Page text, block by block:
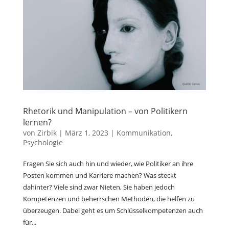
Rhetorik und Manipulation – von Politikern
lernen?
von Zirbik| März 1, 2023 | Kommunikation,
Psychologie
Fragen Sie sich auch hin und wieder, wie Politiker an ihre
Posten kommen und Karriere machen? Was steckt
dahinter? Viele sind zwar Nieten, Sie haben jedoch
Kompetenzen und beherrschen Methoden, die helfen zu
überzeugen. Dabei geht es um Schlüsselkompetenzen auch
für...